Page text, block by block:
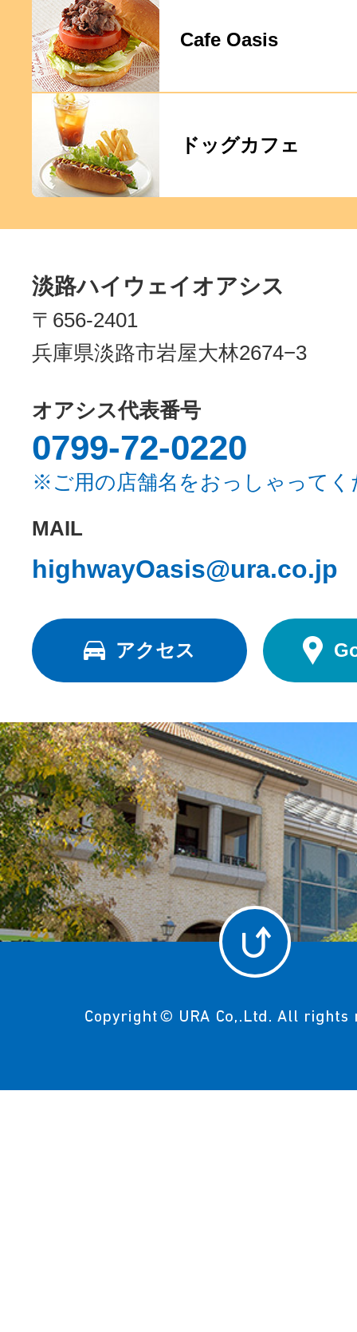
Cafe Oasis
ドッグカフェ
淡路ハイウェイオアシス
〒656-2401
兵庫県淡路市岩屋大林2674−3
オアシス代表番号
0799-72-0220
※ご用の店舗名をおっしゃってく
MAIL
highwayOasis@ura.co.jp
アクセス